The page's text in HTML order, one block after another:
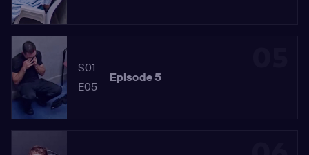
S01
E05
Episode 5